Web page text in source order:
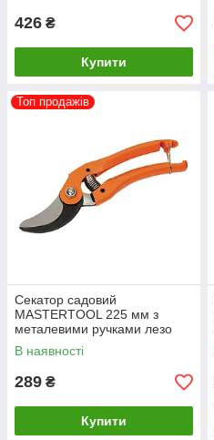
426 ₴
Купити
Топ продажів
Секатор садовий
MASTERTOOL 225 мм з
металевими ручками лезо
Mn65 14-6109
В наявності
289 ₴
Купити